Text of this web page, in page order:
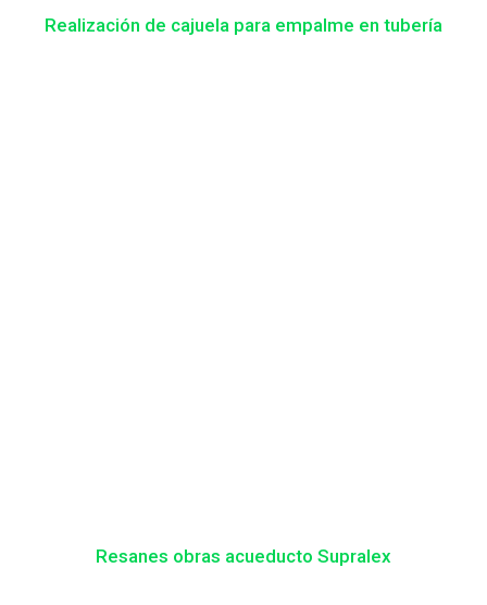
Realización de cajuela para empalme en tubería
Resanes obras acueducto Supralex